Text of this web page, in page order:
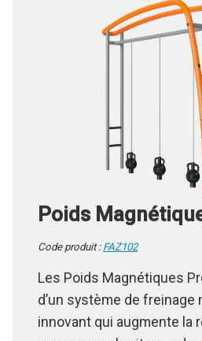
Poids
Code produit :
Les Poids Magnétiques
d’un système de freinage
innovant qui augmente la